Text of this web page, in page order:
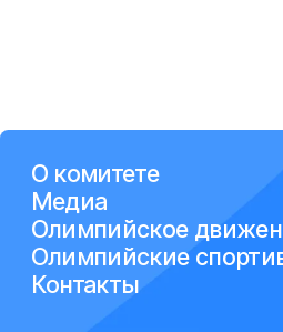
О комитете
Медиа
Олимпийское
Олимпийские
Контакты